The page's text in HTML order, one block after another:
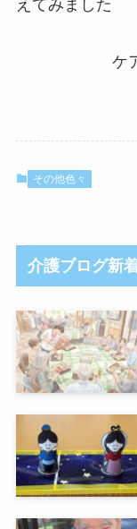
えてみました
ケアマネ
その他色々
介護ブログ新